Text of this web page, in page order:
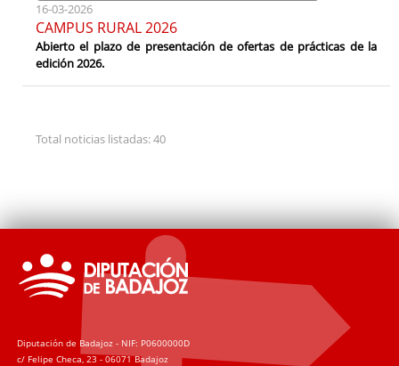
16-03-2026
CAMPUS RURAL 2026
Abierto el plazo de presentación de ofertas de prácticas de la
edición 2026.
Total noticias listadas: 40
Diputación de Badajoz - NIF: P0600000D
c/ Felipe Checa, 23 - 06071 Badajoz